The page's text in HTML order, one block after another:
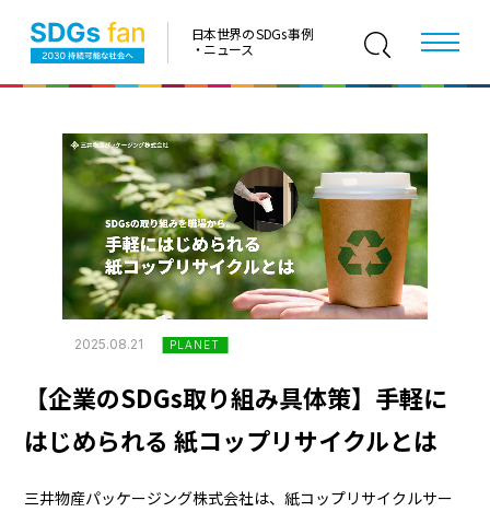
日本世界の SDGs 事例
・ニュース
2025.08.21 PLANET
【企業のSDGs取り組み具体策】手軽に
はじめられる 紙コップリサイクルとは
三井物産パッケージング株式会社は、紙コップリサイクルサー